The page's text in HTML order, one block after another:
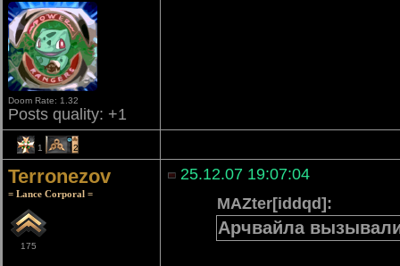
Doom Rate: 1.32
Posts quality: +1
1 2
Terronezov
= Lance Corporal =
175
25.12.07 19:07:04
MAZter[iddqd]:
Арчвайла